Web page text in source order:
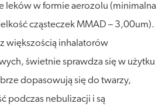
leków w formie aerozolu (minimalna
cząsteczek MMAD – 3,00um).
większością inhalatorów
świetnie sprawdza się w użytku
dopasowują się do twarzy,
podczas nebulizacji i są